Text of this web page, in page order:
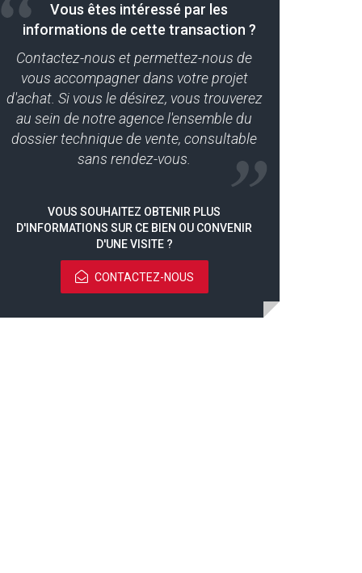
Vous êtes intéressé par les
informations de cette transaction ?
Contactez-nous et permettez-nous de
vous accompagner dans votre projet
d'achat. Si vous le désirez, vous trouverez
au sein de notre agence l'ensemble du
dossier technique de vente, consultable
sans rendez-vous.
VOUS SOUHAITEZ OBTENIR PLUS
D'INFORMATIONS SUR CE BIEN OU CONVENIR
D'UNE VISITE ?
CONTACTEZ-NOUS